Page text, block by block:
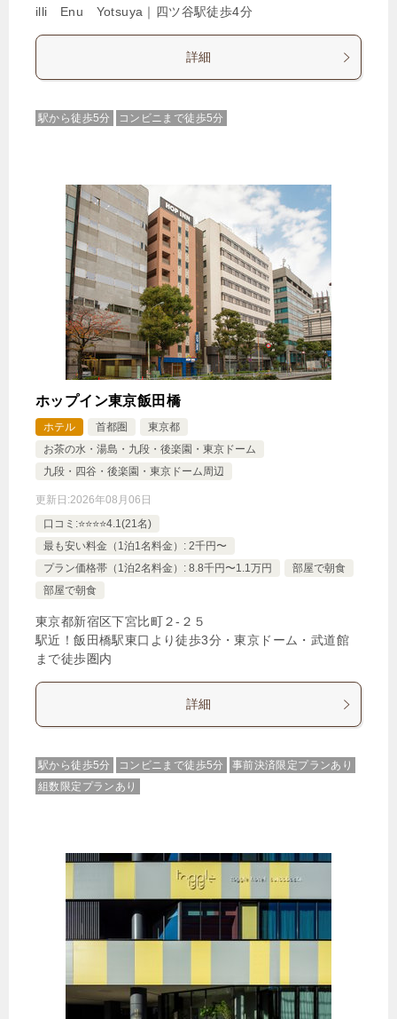
illi Enu Yotsuya｜四ツ谷駅徒歩4分
詳細
駅から徒歩5分 コンビニまで徒歩5分
ホップイン東京飯田橋
ホテル 首都圏
東京都
お茶の水・湯島・九段・後楽園・東京ドーム
九段・四谷・後楽園・東京ドーム周辺
更新日:2026年08月06日
口コミ:⭐️⭐️⭐️⭐️4.1(21名)
最も安い料金（1泊1名料金）: 2千円〜
プラン価格帯（1泊2名料金）: 8.8千円〜1.1万円
部屋で朝食
部屋で朝食
東京都新宿区下宮比町２‐２５
駅近！飯田橋駅東口より徒歩3分・東京ドーム・武道館
まで徒歩圏内
詳細
駅から徒歩5分 コンビニまで徒歩5分
事前決済限定プランあり
組数限定プランあり